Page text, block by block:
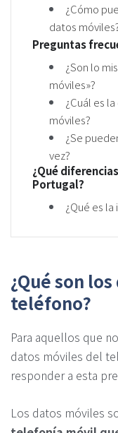
¿Cómo
datos
Preguntas
¿Son lo
móviles»?
¿Cuál es
móviles?
¿Se
vez?
¿Qué
Portugal?
¿Qué es
¿Qué son
teléfono?
Para aquellos que
datos móviles del
responder a esta
Los datos móviles